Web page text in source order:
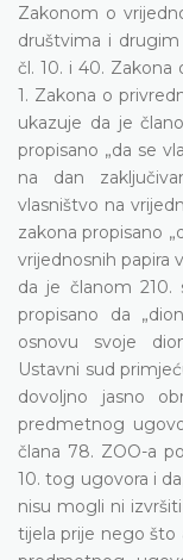
Zakonom o
društvima i
čl. 10. i 40. Zakona
1. Zakona o
ukazuje da je
propisano „da se
na dan
vlasništvo na
zakona propisano
vrijednosnih papira
da je članom 210.
propisano da
osnovu svoje
Ustavni sud
dovoljno jasno
predmetnog
člana 78. ZOO-a
10. tog ugovora i
nisu mogli ni
tijela prije nego što